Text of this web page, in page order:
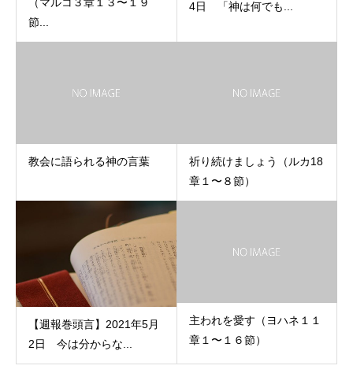
（マルコ３章１３〜１９
節...
4日 「神は何でも...
教会に語られる神の言葉
祈り続けましょう（ルカ18
章１〜８節）
【週報巻頭言】2021年5月
2日 今は分からな...
主われを愛す（ヨハネ１１
章１〜１６節）